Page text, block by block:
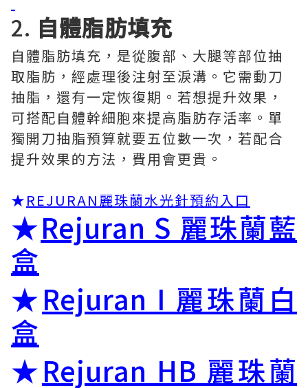
2. 自體脂肪填充
自體脂肪填充，是從腹部、大腿等部位抽
取脂肪，經處理後注射至淚溝。它需動刀
抽脂，還有一定恢復期。若想提升效果，
可搭配自體幹細胞來提高脂肪存活率。單
獨開刀抽脂預算就要五位數一次，若配合
提升效果的方法，費用會更貴。
★REJURAN麗珠蘭水光針預約入口
★Rejuran S 麗珠蘭藍
盒
★Rejuran I 麗珠蘭白
盒
★Rejuran HB 麗珠蘭